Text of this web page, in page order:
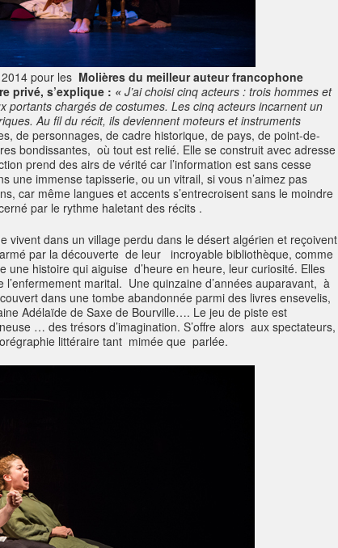
pour les Molières du meilleur auteur francophone
privé, s’explique : « J’ai choisi cinq acteurs : trois hommes et
portants chargés de costumes. Les cinq acteurs incarnent un
Au fil du récit, ils deviennent moteurs et instruments
de personnages, de cadre historique, de pays, de point-de-
bondissantes, où tout est relié. Elle se construit avec adresse
prend des airs de vérité car l’information est sans cesse
une immense tapisserie, ou un vitrail, si vous n’aimez pas
car même langues et accents s’entrecroisent sans le moindre
par le rythme haletant des récits .
vivent dans un village perdu dans le désert algérien et reçoivent
par la découverte de leur incroyable bibliothèque, comme
une histoire qui aiguise d’heure en heure, leur curiosité. Elles
marital. Une quinzaine d’années auparavant, à
dans une tombe abandonnée parmi des livres ensevelis,
Adélaïde de Saxe de Bourville…. Le jeu de piste est
… des trésors d’imagination. S’offre alors aux spectateurs,
littéraire tant mimée que parlée.